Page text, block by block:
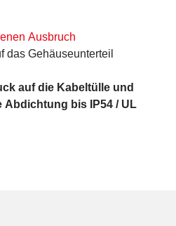
Ausbruch
Gehäuseunterteil
auf die Kabeltülle und
Abdichtung bis IP54 / UL